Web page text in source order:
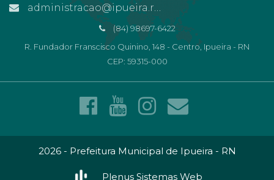
administracao@ipueira.rn.gov.br
(84) 98697-6422
R. Fundador Franscisco Quinino, 148 - Centro, Ipueira - RN
CEP: 59315-000
2026 - Prefeitura Municipal de Ipueira - RN
Plenus Sistemas Web